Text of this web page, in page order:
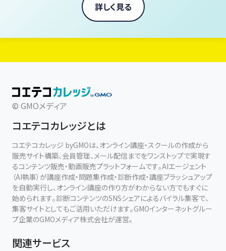
詳しく見る
© GMOメディア
コエテコカレッジとは
コエテコカレッジ byGMOは、オンライン講座・スクールの作成から
販売サイト構築、会員管理、メール配信までをワンストップで実現す
るコンテンツ販売・動画販売プラットフォームです。AIエージェント
（AI執事）が講座作成・問題集作成・診断作成・講座ブラッシュアップ
を自動実行し、オンライン講座の作り方がわからない方でもすぐに
始められます。診断コンテンツのSNSシェアによるバイラル集客で、
集客サイトとしてもご活用いただけます。GMOインターネットグルー
プ企業のGMOメディア株式会社が運営。
関連サービス